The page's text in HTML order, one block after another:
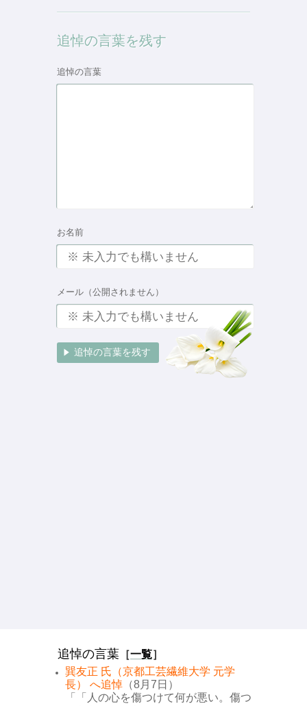
追悼の言葉を残す
追悼の言葉
お名前
メール（公開されません）
追悼の言葉 ［一覧］
巽友正 氏（京都工芸繊維大学 元学
長） へ追悼 （8月7日）
「「人の心を傷つけて何が悪い。傷つ